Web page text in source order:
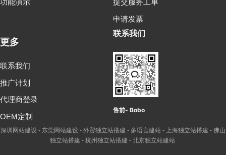
功能演示
提交服务工单
申请发票
更多
联系我们
推广计划
代理商登录
OEM定制
联系我们
售前- Bobo
深圳网站建设 - 东莞网站建设 - 外贸独立站搭建 - 多语言建站 - 上海独立站搭建 - 佛山
独立站搭建 - 杭州独立站搭建 - 北京独立站建站